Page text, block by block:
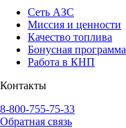
Сеть АЗС
Миссия и ценности
Качество топлива
Бонусная программа
Работа в КНП
Контакты
8-800-755-75-33
Обратная связь